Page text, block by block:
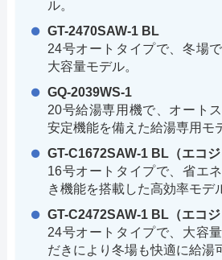
ル。
GT-2470SAW-1 BL
24号オートタイプで、冬場
大容量モデル。
GQ-2039WS-1
20号給湯専用機で、オート
安定機能を備えた給湯専用モ
GT-C1672SAW-1 BL（エコジ
16号オートタイプで、省エ
き機能を搭載した高効率モデ
GT-C2472SAW-1 BL（エコジ
24号オートタイプで、大容
だきにより冬場も快適に給湯